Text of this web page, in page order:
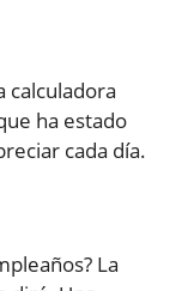
calculadora
ha estado
cada día.
La